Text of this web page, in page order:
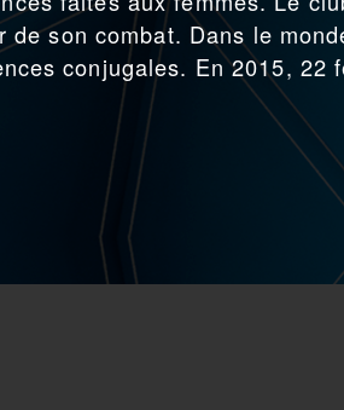
son combat. Dans le
conjugales. En 2015, 22